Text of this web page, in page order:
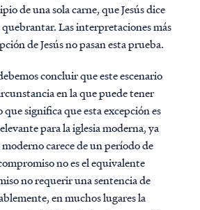
de una sola carne, que Jesús dice
Las interpretaciones más
de Jesús no pasan esta prueba.
concluir que este escenario
en la que puede tener
significa que estaexcepción es
para la iglesia moderna, ya
carece de un período de
no es el equivalente
no requerir una sentencia de
en muchos lugares la